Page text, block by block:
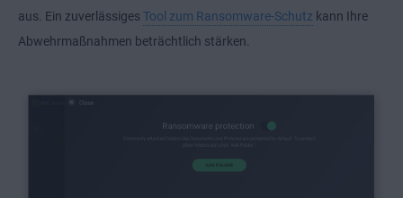
aus. Ein zuverlässiges Tool zum Ransomware-Schutz kann Ihre
Abwehrmaßnahmen beträchtlich stärken.